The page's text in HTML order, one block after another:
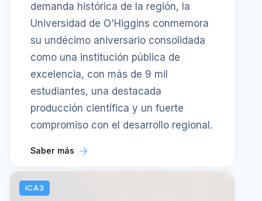
demanda histórica de la región, la
Universidad de O'Higgins conmemora
su undécimo aniversario consolidada
como una institución pública de
excelencia, con más de 9 mil
estudiantes, una destacada
producción científica y un fuerte
compromiso con el desarrollo regional.
Saber más
ICA3